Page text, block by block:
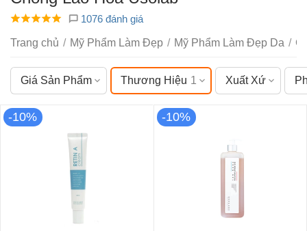
1076 đánh giá
Trang chủ / Mỹ Phẩm Làm Đẹp / Mỹ Phẩm Làm Đẹp Da /
Giá Sản Phẩm Thương Hiệu 1 Xuất Xứ
-10% -10%